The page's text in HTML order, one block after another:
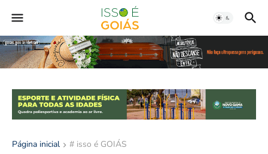
Página inicial # isso é GOIÁS